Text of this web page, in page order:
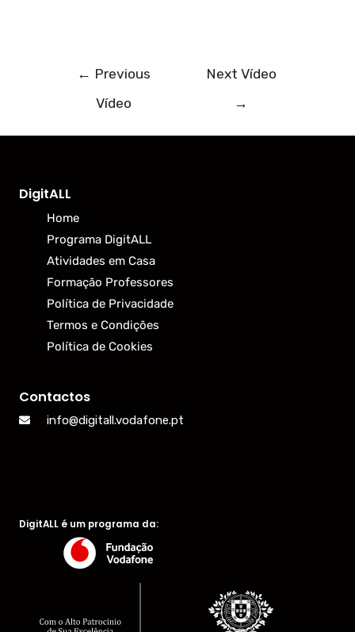
← Previous
Vídeo
Next Vídeo
→
DigitALL
Home
Programa DigitALL
Atividades em Casa
Formação Professores
Política de Privacidade
Termos e Condições
Política de Cookies
Contactos
info@digitall.vodafone.pt
DigitALL é um programa da: